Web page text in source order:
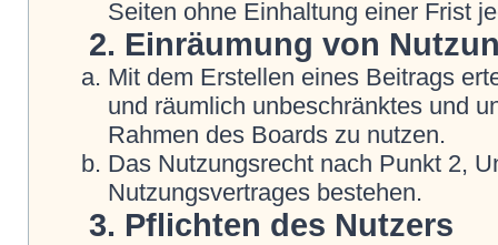
Seiten ohne Einhaltung einer Frist
2. Einräumung von
Mit dem Erstellen eines Beitrags
und räumlich unbeschränktes und
Rahmen des Boards zu nutzen.
Das Nutzungsrecht nach Punkt 2,
Nutzungsvertrages bestehen.
3. Pflichten des Nutzers